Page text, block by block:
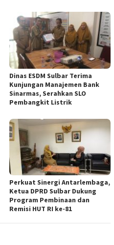
Dinas ESDM Sulbar Terima
Kunjungan Manajemen Bank
Sinarmas, Serahkan SLO
Pembangkit Listrik
Perkuat Sinergi Antarlembaga,
Ketua DPRD Sulbar Dukung
Program Pembinaan dan
Remisi HUT RI ke-81